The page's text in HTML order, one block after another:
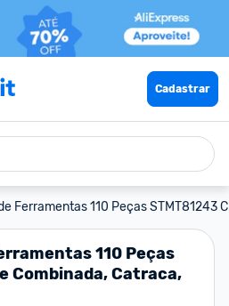
Cadastrar
Ferramentas 110 Peças STMT81243
110 Peças
Combinada, Catraca,